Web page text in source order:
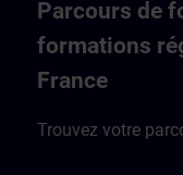
Parcours de
formations
France
Trouvez votre